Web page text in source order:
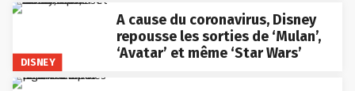
DISNEY
A cause du coronavirus, Disney
repousse les sorties de ‘Mulan’,
‘Avatar’ et même ‘Star Wars’